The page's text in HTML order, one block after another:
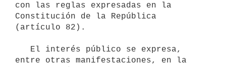
con las reglas expresadas en la
Constitución de la República
(artículo 82).
entre otras manifestaciones, en la